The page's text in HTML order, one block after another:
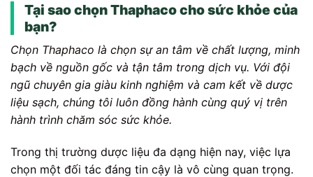
Tại sao chọn Thaphaco cho sức khỏe của
bạn?
Chọn Thaphaco là chọn sự an tâm về chất lượng, minh
bạch về nguồn gốc và tận tâm trong dịch vụ. Với đội
ngũ chuyên gia giàu kinh nghiệm và cam kết về dược
liệu sạch, chúng tôi luôn đồng hành cùng quý vị trên
hành trình chăm sóc sức khỏe.
Trong thị trường dược liệu đa dạng hiện nay, việc lựa
chọn một đối tác đáng tin cậy là vô cùng quan trọng.